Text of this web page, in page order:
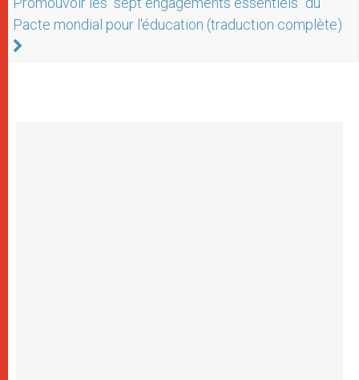
Pacte mondial pour l'éducation (traduction complète)